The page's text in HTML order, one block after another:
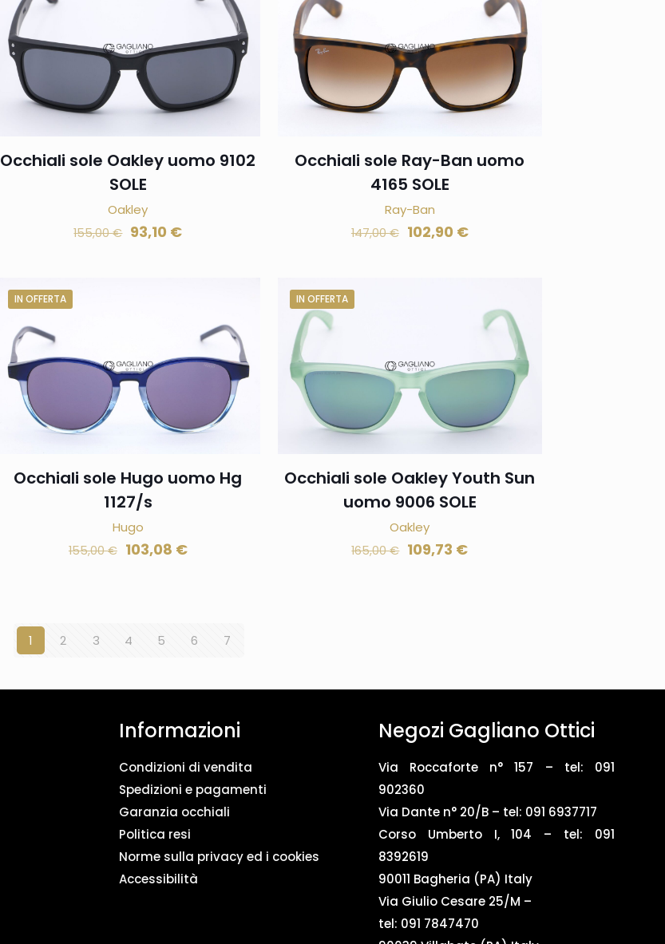
Occhiali sole Oakley uomo 9102
SOLE
Oakley
155,00€ 93,10 €
Occhiali sole Ray-Ban uomo
4165 SOLE
Ray-Ban
147,00€ 102,90 €
IN OFFERTA
Occhiali sole Hugo uomo Hg
1127/s
Hugo
155,00€ 103,08 €
IN OFFERTA
Occhiali sole Oakley Youth Sun
uomo 9006 SOLE
Oakley
165,00€ 109,73 €
1 2 3 4 5 6 7
Informazioni
Condizioni di vendita
Spedizioni e pagamenti
Garanzia occhiali
Politica resi
Norme sulla privacy ed i cookies
Accessibilità
Negozi Gagliano Ottici
Via Roccaforte n° 157 – tel: 091
902360
Via Dante n° 20/B – tel: 091 6937717
Corso Umberto I, 104 – tel: 091
8392619
90011 Bagheria (PA) Italy
Via Giulio Cesare 25/M –
tel: 091 7847470